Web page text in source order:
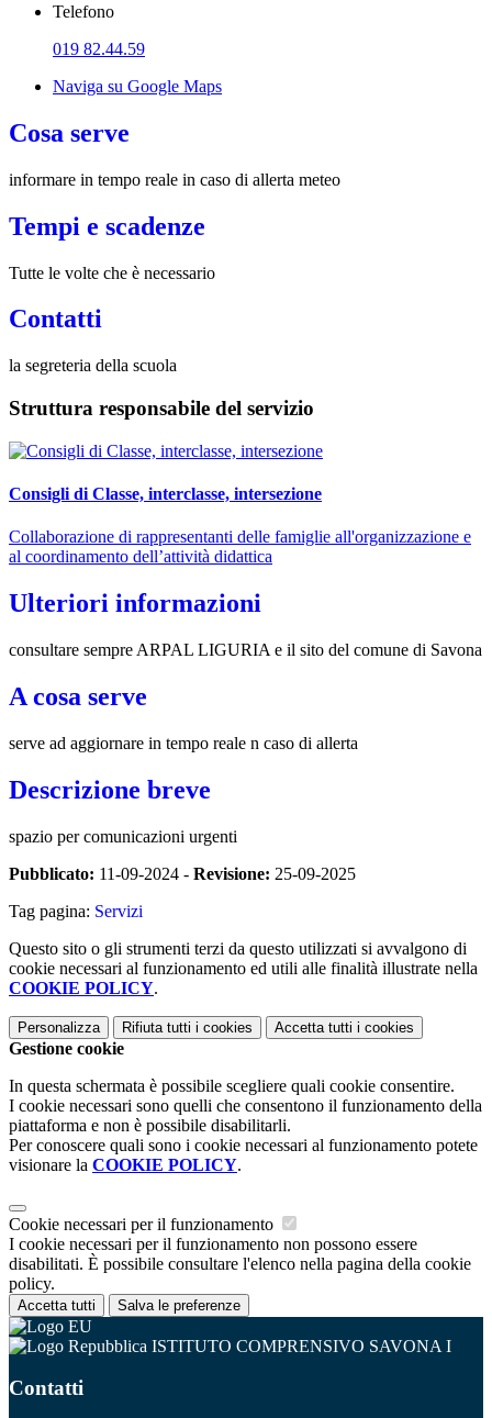
Telefono
019 82.44.59
Naviga su Google Maps
Cosa serve
informare in tempo reale in caso di allerta meteo
Tempi e scadenze
Tutte le volte che è necessario
Contatti
la segreteria della scuola
Struttura responsabile del servizio
Consigli di Classe, interclasse, intersezione
Collaborazione di rappresentanti delle famiglie all'organizzazione e
al coordinamento dell’attività didattica
Ulteriori informazioni
consultare sempre ARPAL LIGURIA e il sito del comune di Savona
A cosa serve
serve ad aggiornare in tempo reale n caso di allerta
Descrizione breve
spazio per comunicazioni urgenti
Pubblicato: 11-09-2024 - Revisione: 25-09-2025
Tag pagina: Servizi
Questo sito o gli strumenti terzi da questo utilizzati si avvalgono di
cookie necessari al funzionamento ed utili alle finalità illustrate nella
COOKIE POLICY.
Personalizza Rifiuta tutti i cookies Accetta tutti i cookies
Gestione cookie
In questa schermata è possibile scegliere quali cookie consentire.
I cookie necessari sono quelli che consentono il funzionamento della
piattaforma e non è possibile disabilitarli.
Per conoscere quali sono i cookie necessari al funzionamento potete
visionare la COOKIE POLICY.
Cookie necessari per il funzionamento
I cookie necessari per il funzionamento non possono essere
disabilitati. È possibile consultare l'elenco nella pagina della cookie
policy.
Accetta tutti Salva le preferenze
ISTITUTO COMPRENSIVO SAVONA I
Contatti